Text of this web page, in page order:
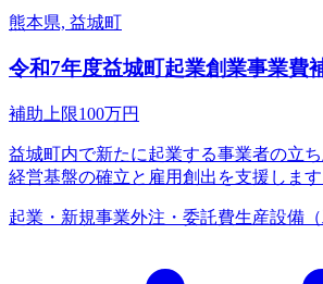
熊本県, 益城町
令和7年度益城町起業創業事業費
補助上限100万円
益城町内で新たに起業する事業者の立ち
経営基盤の確立と雇用創出を支援します
起業・新規事業外注・委託費生産設備（